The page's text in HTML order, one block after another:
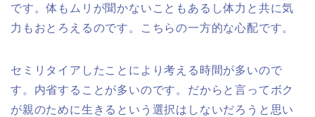
です。体もムリが聞かないこともあるし体力と共に気
力もおとろえるのです。こちらの一方的な心配です。
セミリタイアしたことにより考える時間が多いので
す。内省することが多いのです。だからと言ってボク
が親のために生きるという選択はしないだろうと思い